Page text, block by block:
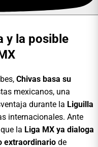
y la posible
Chivas basa su
mexicanos, una
durante la Liguilla
internacionales. Ante
la Liga MX ya dialoga
extraordinario de